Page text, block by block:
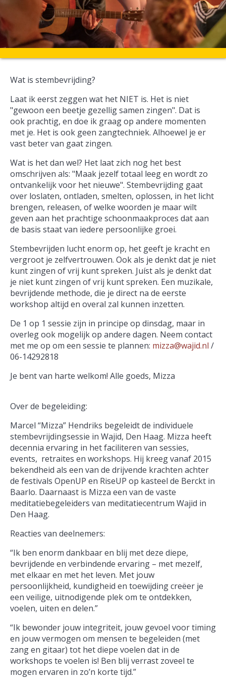
Wat is stembevrijding?
Laat ik eerst zeggen wat het NIET is. Het is niet
"gewoon een beetje gezellig samen zingen". Dat is
ook prachtig, en doe ik graag op andere momenten
met je. Het is ook geen zangtechniek. Alhoewel je er
vast beter van gaat zingen.
Wat is het dan wel? Het laat zich nog het best
omschrijven als: "Maak jezelf totaal leeg en wordt zo
ontvankelijk voor het nieuwe". Stembevrijding gaat
over loslaten, ontladen, smelten, oplossen, in het licht
brengen, releasen, of welke woorden je maar wilt
geven aan het prachtige schoonmaakproces dat aan
de basis staat van iedere persoonlijke groei.
Stembevrijden lucht enorm op, het geeft je kracht en
vergroot je zelfvertrouwen. Ook als je denkt dat je niet
kunt zingen of vrij kunt spreken. Juíst als je denkt dat
je niet kunt zingen of vrij kunt spreken. Een muzikale,
bevrijdende methode, die je direct na de eerste
workshop altijd en overal zal kunnen inzetten.
De 1 op 1 sessie zijn in principe op dinsdag, maar in
overleg ook mogelijk op andere dagen. Neem contact
met me op om een sessie te plannen: mizza@wajid.nl /
06-14292818
Je bent van harte welkom! Alle goeds, Mizza
Over de begeleiding:
Marcel “Mizza” Hendriks begeleidt de individuele
stembevrijdingsessie in Wajid, Den Haag. Mizza heeft
decennia ervaring in het faciliteren van sessies,
events, retraites en workshops. Hij kreeg vanaf 2015
bekendheid als een van de drijvende krachten achter
de festivals OpenUP en RiseUP op kasteel de Berckt in
Baarlo. Daarnaast is Mizza een van de vaste
meditatiebegeleiders van meditatiecentrum Wajid in
Den Haag.
Reacties van deelnemers:
“Ik ben enorm dankbaar en blij met deze diepe,
bevrijdende en verbindende ervaring – met mezelf,
met elkaar en met het leven. Met jouw
persoonlijkheid, kundigheid en toewijding creëer je
een veilige, uitnodigende plek om te ontdekken,
voelen, uiten en delen.”
“Ik bewonder jouw integriteit, jouw gevoel voor timing
en jouw vermogen om mensen te begeleiden (met
zang en gitaar) tot het diepe voelen dat in de
workshops te voelen is! Ben blij verrast zoveel te
mogen ervaren in zo’n korte tijd.”